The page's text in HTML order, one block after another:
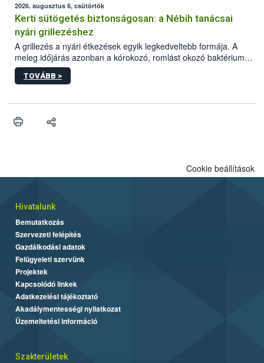
érésű szőlőkben is legyen lehetőség a károsító elleni további
védekezésre. Az Oroganic készítmény kis kiszerelésben kiskerti
felhasználók számára is elérhető és ökológiai termesztésben is
engedélyezett.
2026. augusztus 6, csütörtök
Kerti sütögetés biztonságosan: a Nébih tanácsai
nyári grillezéshez
A grillezés a nyári étkezések egyik legkedveltebb formája. A
meleg időjárás azonban a kórokozó, romlást okozó baktériumok
gyorsabb szaporodásának is kedvez. A szabadtéri sütögetés
ezért nem csupán a megfelelő sütési technikáról szól: legalább
higiéniai szabályok betartása, a megfelelő hőkezelés, valamint a
biztonsági Hivatal (Nébih) Oktatási Programja összegyűjtötte a
TOVÁBB >
Cookie beállítások
Hivatalunk
Bemutatkozás
Szervezeti felépítés
Gazdálkodási adatok
Felügyeleti szervünk
Projektek
Kapcsolódó linkek
Adatkezelési tájékoztató
Akadálymentességi nyilatkozat
Üzemeltetési információ
Szakterületek